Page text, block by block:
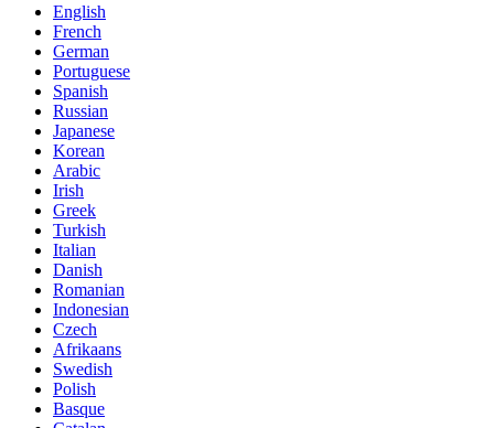
English
French
German
Portuguese
Spanish
Russian
Japanese
Korean
Arabic
Irish
Greek
Turkish
Italian
Danish
Romanian
Indonesian
Czech
Afrikaans
Swedish
Polish
Basque